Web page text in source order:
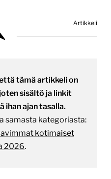
Artikkeli
tämä artikkeli on
sisältö ja linkit
ajan tasalla.
samasta kategoriasta:
kotimaiset
2026.